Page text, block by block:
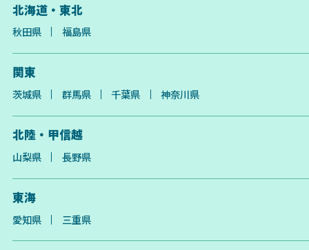
北海道・東北
秋田県 福島県
関東
茨城県 群馬県 千葉県 神奈川県
北陸・甲信越
山梨県 長野県
東海
愛知県 三重県